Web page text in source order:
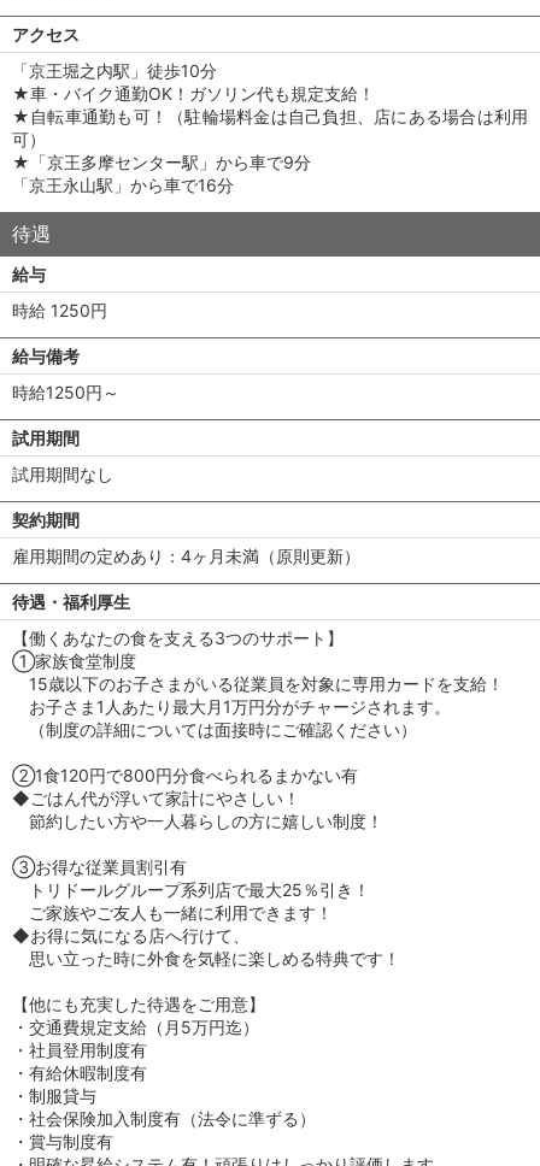
アクセス
「京王堀之内駅」徒歩10分
★車・バイク通勤OK！ガソリン代も規定支給！
★自転車通勤も可！（駐輪場料金は自己負担、店にある場合は利用
可）
★「京王多摩センター駅」から車で9分
「京王永山駅」から車で16分
待遇
給与
時給 1250円
給与備考
時給1250円～
試用期間
試用期間なし
契約期間
雇用期間の定めあり：4ヶ月未満（原則更新）
待遇・福利厚生
【働くあなたの食を支える3つのサポート】
①家族食堂制度
15歳以下のお子さまがいる従業員を対象に専用カードを支給！
お子さま1人あたり最大月1万円分がチャージされます。
（制度の詳細については面接時にご確認ください）
②1食120円で800円分食べられるまかない有
◆ごはん代が浮いて家計にやさしい！
節約したい方や一人暮らしの方に嬉しい制度！
③お得な従業員割引有
トリドールグループ系列店で最大25％引き！
ご家族やご友人も一緒に利用できます！
◆お得に気になる店へ行けて、
思い立った時に外食を気軽に楽しめる特典です！
【他にも充実した待遇をご用意】
・交通費規定支給（月5万円迄）
・社員登用制度有
・有給休暇制度有
・制服貸与
・社会保険加入制度有（法令に準ずる）
・賞与制度有